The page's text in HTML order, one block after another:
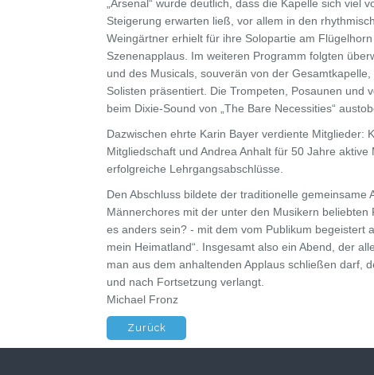
„Arsenal“ wurde deutlich, dass die Kapelle sich viel
Steigerung erwarten ließ, vor allem in den
Weingärtner erhielt für ihre Solopartie am
Szenenapplaus. Im weiteren Programm folgten
und des Musicals, souverän von der
Solisten präsentiert. Die Trompeten, Posaunen und
beim Dixie-Sound von „The Bare Necessities“
Dazwischen ehrte Karin Bayer verdiente Mitglieder:
Mitgliedschaft und Andrea Anhalt für 50 Jahre
erfolgreiche Lehrgangsabschlüsse.
Den Abschluss bildete der traditionelle gemeinsame
Männerchores mit der unter den Musikern beliebten
es anders sein? - mit dem vom Publikum begeistert
mein Heimatland“. Insgesamt also ein Abend, der
man aus dem anhaltenden Applaus schließen darf,
und nach Fortsetzung verlangt.
Michael Fronz
Zurück